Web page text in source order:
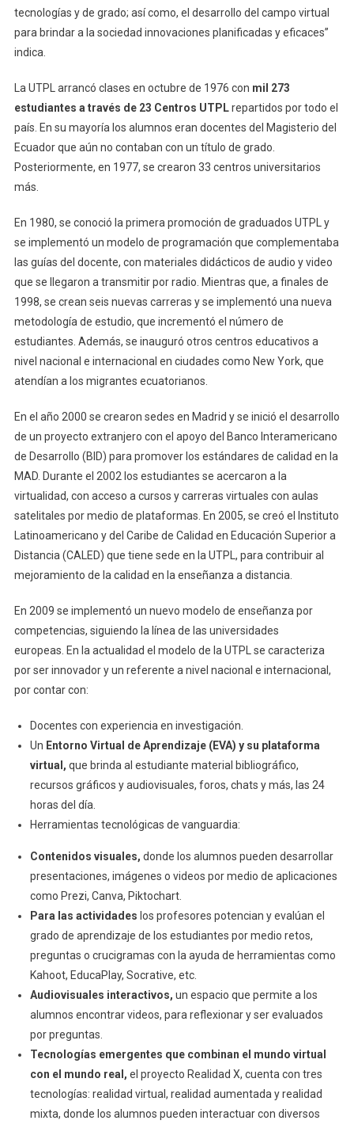
tecnologías y de grado; así como, el desarrollo del campo virtual
para brindar a la sociedad innovaciones planificadas y eficaces”
indica.
La UTPL arrancó clases en octubre de 1976 con mil 273
estudiantes a través de 23 Centros UTPLrepartidos por todo el
país. En su mayoría los alumnos eran docentes del Magisterio del
Ecuador que aún no contaban con un título de grado.
Posteriormente, en 1977, se crearon 33 centros universitarios
más.
En 1980, se conoció la primera promoción de graduados UTPL y
se implementó un modelo de programación que complementaba
las guías del docente, con materiales didácticos de audio y video
que se llegaron a transmitir por radio. Mientras que, a finales de
1998, se crean seis nuevas carreras y se implementó una nueva
metodología de estudio, que incrementó el número de
estudiantes. Además, se inauguró otros centros educativos a
nivel nacional e internacional en ciudades como New York, que
atendían a los migrantes ecuatorianos.
En el año 2000 se crearon sedes en Madrid y se inició el desarrollo
de un proyecto extranjero con el apoyo del Banco Interamericano
de Desarrollo (BID) para promover los estándares de calidad en la
MAD. Durante el 2002 los estudiantes se acercaron a la
virtualidad, con acceso a cursos y carreras virtuales con aulas
satelitales por medio de plataformas. En 2005, se creó el Instituto
Latinoamericano y del Caribe de Calidad en Educación Superior a
Distancia (CALED) que tiene sede en la UTPL, para contribuir al
mejoramiento de la calidad en la enseñanza a distancia.
En 2009 se implementó un nuevo modelo de enseñanza por
competencias, siguiendo la línea de las universidades
europeas. En la actualidad el modelo de la UTPL se caracteriza
por ser innovador y un referente a nivel nacional e internacional,
por contar con:
Docentes con experiencia en investigación.
Un Entorno Virtual de Aprendizaje (EVA) y su plataforma
virtual, que brinda al estudiante material bibliográfico,
recursos gráficos y audiovisuales, foros, chats y más, las 24
horas del día.
Herramientas tecnológicas de vanguardia:
Contenidos visuales, donde los alumnos pueden desarrollar
presentaciones, imágenes o videos por medio de aplicaciones
como Prezi, Canva, Piktochart.
Para las actividades los profesores potencian y evalúan el
grado de aprendizaje de los estudiantes por medio retos,
preguntas o crucigramas con la ayuda de herramientas como
Kahoot, EducaPlay, Socrative, etc.
Audiovisuales interactivos, un espacio que permite a los
alumnos encontrar videos, para reflexionar y ser evaluados
por preguntas.
Tecnologías emergentes que combinan el mundo virtual
con el mundo real, el proyecto Realidad X, cuenta con tres
tecnologías: realidad virtual, realidad aumentada y realidad
mixta, donde los alumnos pueden interactuar con diversos